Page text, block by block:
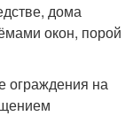
дома
окон, порой
ограждения на